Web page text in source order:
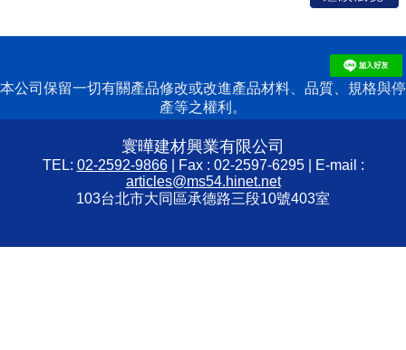
本公司保留一切有關產品修改或改進產品材料、品質、規格與停
產等之權利。
寰曄建材興業有限公司
TEL: 02-2592-9866| Fax : 02-2597-6295 | E-mail :
articles@ms54.hinet.net
103台北市大同區承德路三段10號403室